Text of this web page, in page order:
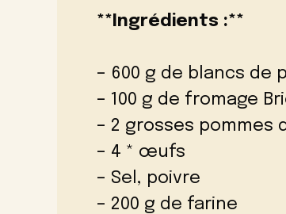
**Ingrédients :**
– 600 g de blancs de
– 100 g de fromage
– 2 grosses pommes
– 4 * œufs
– Sel, poivre
– 200 g de farine